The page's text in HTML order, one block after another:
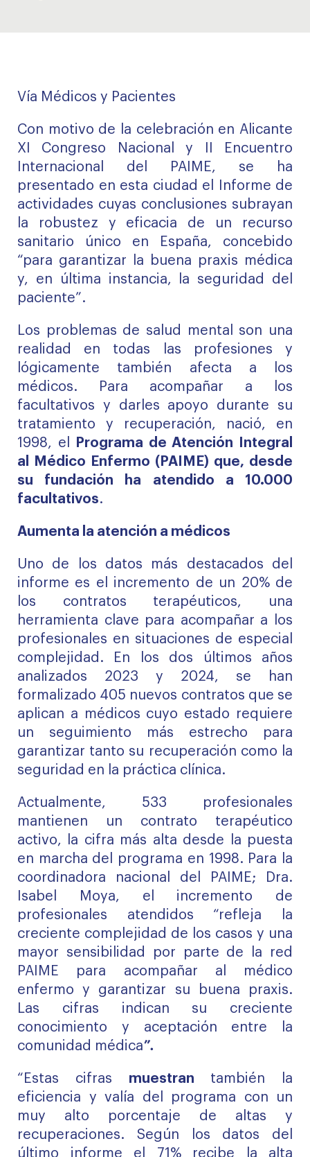
Vía Médicos y Pacientes
Con motivo de la celebración en Alicante
XI Congreso Nacional y II Encuentro
Internacional del PAIME, se ha
presentado en esta ciudad el Informe de
actividades cuyas conclusiones subrayan
la robustez y eficacia de un recurso
sanitario único en España, concebido
“para garantizar la buena praxis médica
y, en última instancia, la seguridad del
paciente”.
Los problemas de salud mental son una
realidad en todas las profesiones y
lógicamente también afecta a los
médicos. Para acompañar a los
facultativos y darles apoyo durante su
tratamiento y recuperación, nació, en
1998, el
Programa de Atención Integral
al Médico Enfermo (PAIME) que, desde
su fundación ha atendido a 10.000
facultativos.
Aumenta la atención a médicos
Uno de los datos más destacados del
informe es el incremento de un 20% de
los contratos terapéuticos, una
herramienta clave para acompañar a los
profesionales en situaciones de especial
complejidad. En los dos últimos años
analizados 2023 y 2024, se han
formalizado 405 nuevos contratos que se
aplican a médicos cuyo estado requiere
un seguimiento más estrecho para
garantizar tanto su recuperación como la
seguridad en la práctica clínica.
Actualmente, 533 profesionales
mantienen un contrato terapéutico
activo, la cifra más alta desde la puesta
en marcha del programa en 1998. Para la
coordinadora nacional del PAIME; Dra.
Isabel Moya, el incremento de
profesionales atendidos “refleja la
creciente complejidad de los casos y una
mayor sensibilidad por parte de la red
PAIME para acompañar al médico
enfermo y garantizar su buena praxis.
Las cifras indican su creciente
conocimiento y aceptación entre la
comunidad médica”.
“Estas cifras muestran también la
eficiencia y valía del programa con un
muy alto porcentaje de altas y
recuperaciones. Según los datos del
último informe el 71% recibe la alta